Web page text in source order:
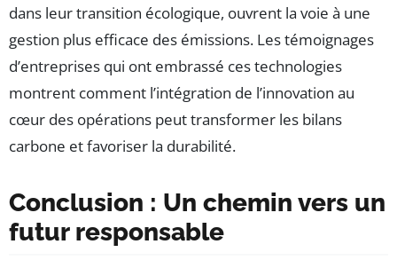
dans leur transition écologique, ouvrent la voie à une
gestion plus efficace des émissions. Les témoignages
d’entreprises qui ont embrassé ces technologies
montrent comment l’intégration de l’innovation au
cœur des opérations peut transformer les bilans
carbone et favoriser la durabilité.
Conclusion : Un chemin vers un
futur responsable